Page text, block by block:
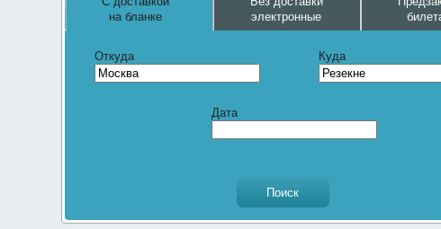
на бланке
электронные
Откуда Куда
Дата